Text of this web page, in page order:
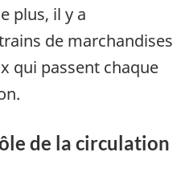
plus, il y a
de marchandises
qui passent chaque
de la circulation